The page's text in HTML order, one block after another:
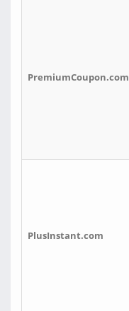
PremiumCoupon.com
PlusInstant.com